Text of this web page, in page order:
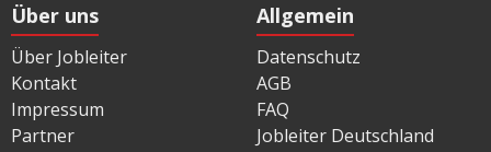
Über uns
Über Jobleiter
Kontakt
Impressum
Partner
Allgemein
Datenschutz
AGB
FAQ
Jobleiter Deutschland